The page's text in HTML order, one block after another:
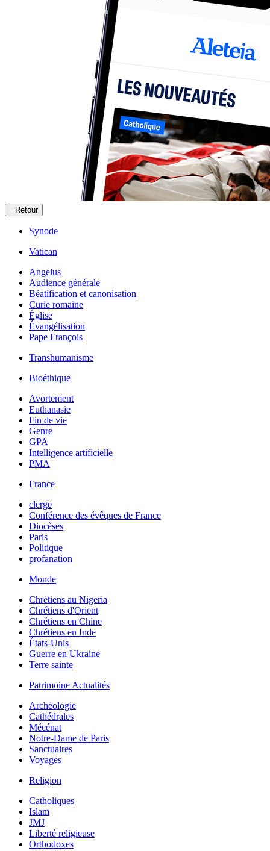
Retour
Synode
Vatican
Angelus
Audience générale
Béatification et canonisation
Curie romaine
Église
Évangélisation
Pape François
Transhumanisme
Bioéthique
Avortement
Euthanasie
Fin de vie
Genre
GPA
Intelligence artificielle
PMA
France
clerge
Conférence des évêques de France
Diocèses
Paris
Politique
profanation
Monde
Chrétiens au Nigeria
Chrétiens d'Orient
Chrétiens en Chine
Chrétiens en Inde
États-Unis
Guerre en Ukraine
Terre sainte
Patrimoine Actualités
Archéologie
Cathédrales
Mécénat
Notre-Dame de Paris
Sanctuaires
Voyages
Religion
Catholiques
Islam
JMJ
Liberté religieuse
Orthodoxes